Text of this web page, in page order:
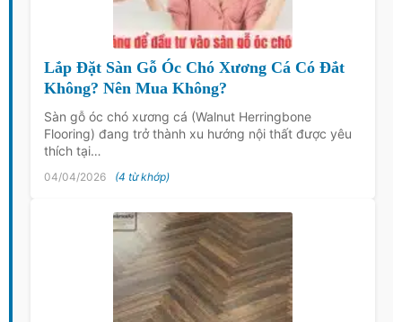
Lắp Đặt Sàn Gỗ Óc Chó Xương Cá Có Đắt
Không? Nên Mua Không?
Sàn gỗ óc chó xương cá (Walnut Herringbone
Flooring) đang trở thành xu hướng nội thất được yêu
thích tại…
04/04/2026 (4 từ khớp)